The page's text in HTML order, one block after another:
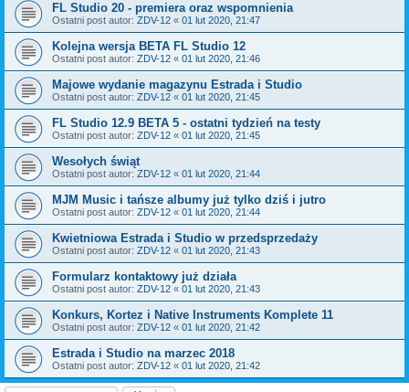
FL Studio 20 - premiera oraz wspomnienia
Ostatni post autor: ZDV-12 « 01 lut 2020, 21:47
Kolejna wersja BETA FL Studio 12
Ostatni post autor: ZDV-12 « 01 lut 2020, 21:46
Majowe wydanie magazynu Estrada i Studio
Ostatni post autor: ZDV-12 « 01 lut 2020, 21:45
FL Studio 12.9 BETA 5 - ostatni tydzień na testy
Ostatni post autor: ZDV-12 « 01 lut 2020, 21:45
Wesołych świąt
Ostatni post autor: ZDV-12 « 01 lut 2020, 21:44
MJM Music i tańsze albumy już tylko dziś i jutro
Ostatni post autor: ZDV-12 « 01 lut 2020, 21:44
Kwietniowa Estrada i Studio w przedsprzedaży
Ostatni post autor: ZDV-12 « 01 lut 2020, 21:43
Formularz kontaktowy już działa
Ostatni post autor: ZDV-12 « 01 lut 2020, 21:43
Konkurs, Kortez i Native Instruments Komplete 11
Ostatni post autor: ZDV-12 « 01 lut 2020, 21:42
Estrada i Studio na marzec 2018
Ostatni post autor: ZDV-12 « 01 lut 2020, 21:42